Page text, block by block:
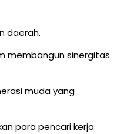
daerah.
membangun sinergitas
muda yang
para pencari kerja